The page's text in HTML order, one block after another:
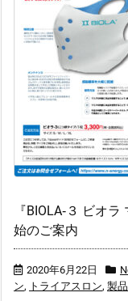
『BIOLA‐３ ビオ
始のご案内
2020年6月22日
ン, トライアスロン, 製